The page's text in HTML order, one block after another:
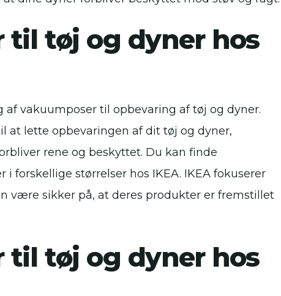
til tøj og dyner hos
af vakuumposer til opbevaring af tøj og dyner.
at lette opbevaringen af dit tøj og dyner,
rene og beskyttet. Du kan finde
forskellige størrelser hos IKEA. IKEA fokuserer
være sikker på, at deres produkter er fremstillet
til tøj og dyner hos